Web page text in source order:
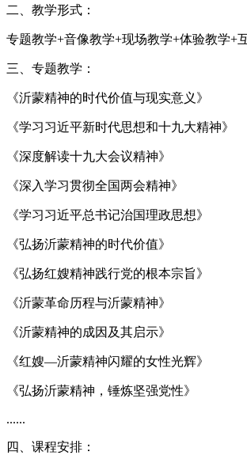
二、教学形式：
专题教学+音像教学+现场教学+体验教学+
三、专题教学：
《沂蒙精神的时代价值与现实意义》
《学习习近平新时代思想和十九大精神》
《深度解读十九大会议精神》
《深入学习贯彻全国两会精神》
《学习习近平总书记治国理政思想》
《弘扬沂蒙精神的时代价值》
《弘扬红嫂精神践行党的根本宗旨》
《沂蒙革命历程与沂蒙精神》
《沂蒙精神的成因及其启示》
《红嫂—沂蒙精神闪耀的女性光辉》
《弘扬沂蒙精神，锤炼坚强党性》
......
四、课程安排：